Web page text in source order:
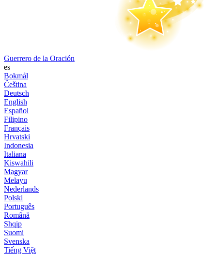
Guerrero de la Oración
es
Bokmål
Čeština
Deutsch
English
Español
Filipino
Français
Hrvatski
Indonesia
Italiana
Kiswahili
Magyar
Melayu
Nederlands
Polski
Português
Română
Shqip
Suomi
Svenska
Tiếng Việt